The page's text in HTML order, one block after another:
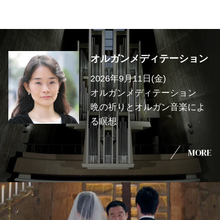
オルガンメディテーション
2026年9月11日(金)
オルガンメディテーション
晩の祈りとオルガン音楽によ
る瞑想
MORE